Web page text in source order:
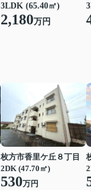
3LDK (65.40㎡)
2,180万円
枚方市香里ケ丘８丁目
2DK (47.70㎡)
530万円